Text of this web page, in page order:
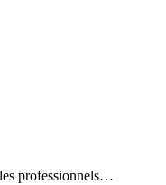
professionnels…